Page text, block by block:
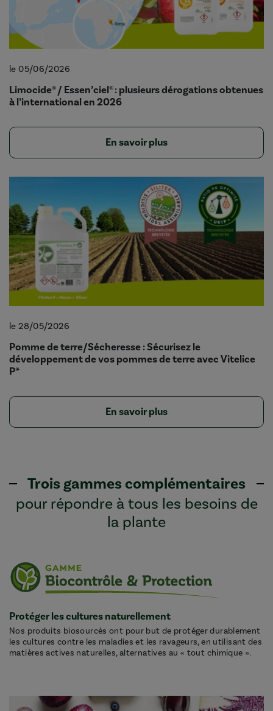
le 05/06/2026
Limocide® / Essen’ciel® : plusieurs dérogations obtenues
à l’international en 2026
En savoir plus
le 28/05/2026
Pomme de terre/Sécheresse : Sécurisez le
développement de vos pommes de terre avec Vitelice
P*
En savoir plus
Trois gammes complémentaires
pour répondre à tous les besoins de
la plante
Protéger les cultures naturellement
Nos produits biosourcés ont pour but de protéger durablement
les cultures contre les maladies et les ravageurs, en utilisant des
matières actives naturelles, alternatives au « tout chimique ».